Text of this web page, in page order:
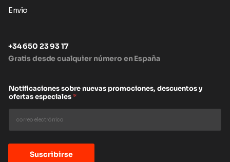
Envio
+34 650 23 93 17
Gratis desde cualquier número en España
Notificaciones sobre nuevas promociones, descuentos y
ofertas especiales*
Suscribirse